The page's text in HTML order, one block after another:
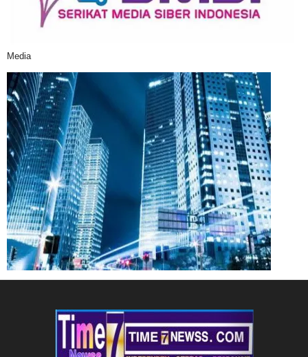
Media